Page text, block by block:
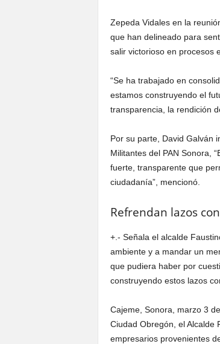
Zepeda Vidales en la
que han delineado para
salir victorioso en procesos
“Se ha trabajado en
estamos construyendo el
transparencia, la rendición
Por su parte, David Galván
Militantes del PAN Sonora,
fuerte, transparente que
ciudadanía”, mencionó.
Refrendan lazos
+.- Señala el alcalde
ambiente y a mandar un
que pudiera haber por
construyendo estos lazos
Cajeme, Sonora, marzo 3
Ciudad Obregón, el Alcalde
empresarios provenientes